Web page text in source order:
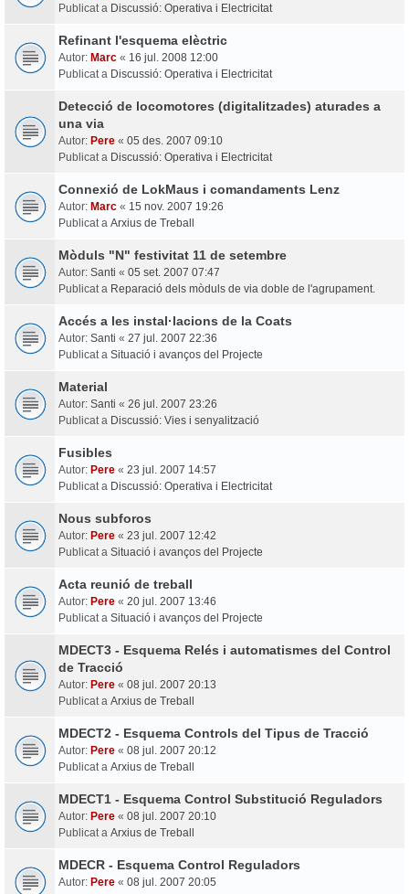
Publicat a Discussió: Operativa i Electricitat
Refinant l'esquema elèctric
Autor: Marc « 16 jul. 2008 12:00
Publicat a Discussió: Operativa i Electricitat
Detecció de locomotores (digitalitzades) aturades a
una via
Autor: Pere « 05 des. 2007 09:10
Publicat a Discussió: Operativa i Electricitat
Connexió de LokMaus i comandaments Lenz
Autor: Marc « 15 nov. 2007 19:26
Publicat a Arxius de Treball
Mòduls "N" festivitat 11 de setembre
Autor: Santi « 05 set. 2007 07:47
Publicat a Reparació dels mòduls de via doble de l'agrupament.
Accés a les instal·lacions de la Coats
Autor: Santi « 27 jul. 2007 22:36
Publicat a Situació i avanços del Projecte
Material
Autor: Santi « 26 jul. 2007 23:26
Publicat a Discussió: Vies i senyalització
Fusibles
Autor: Pere « 23 jul. 2007 14:57
Publicat a Discussió: Operativa i Electricitat
Nous subforos
Autor: Pere « 23 jul. 2007 12:42
Publicat a Situació i avanços del Projecte
Acta reunió de treball
Autor: Pere « 20 jul. 2007 13:46
Publicat a Situació i avanços del Projecte
MDECT3 - Esquema Relés i automatismes del Control
de Tracció
Autor: Pere « 08 jul. 2007 20:13
Publicat a Arxius de Treball
MDECT2 - Esquema Controls del Tipus de Tracció
Autor: Pere « 08 jul. 2007 20:12
Publicat a Arxius de Treball
MDECT1 - Esquema Control Substitució Reguladors
Autor: Pere « 08 jul. 2007 20:10
Publicat a Arxius de Treball
MDECR - Esquema Control Reguladors
Autor: Pere « 08 jul. 2007 20:05